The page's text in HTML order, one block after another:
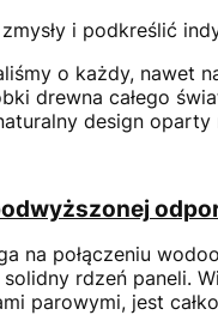
i podkreślić
o każdy, nawet
drewna całego
design
na połączeniu
rdzeń paneli.
parowymi, jest